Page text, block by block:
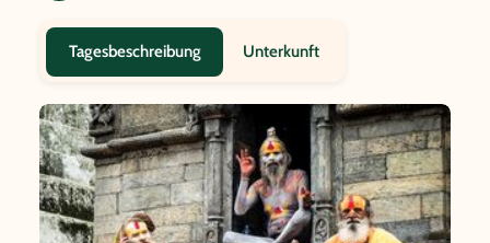
Tagesbeschreibung Unterkunft